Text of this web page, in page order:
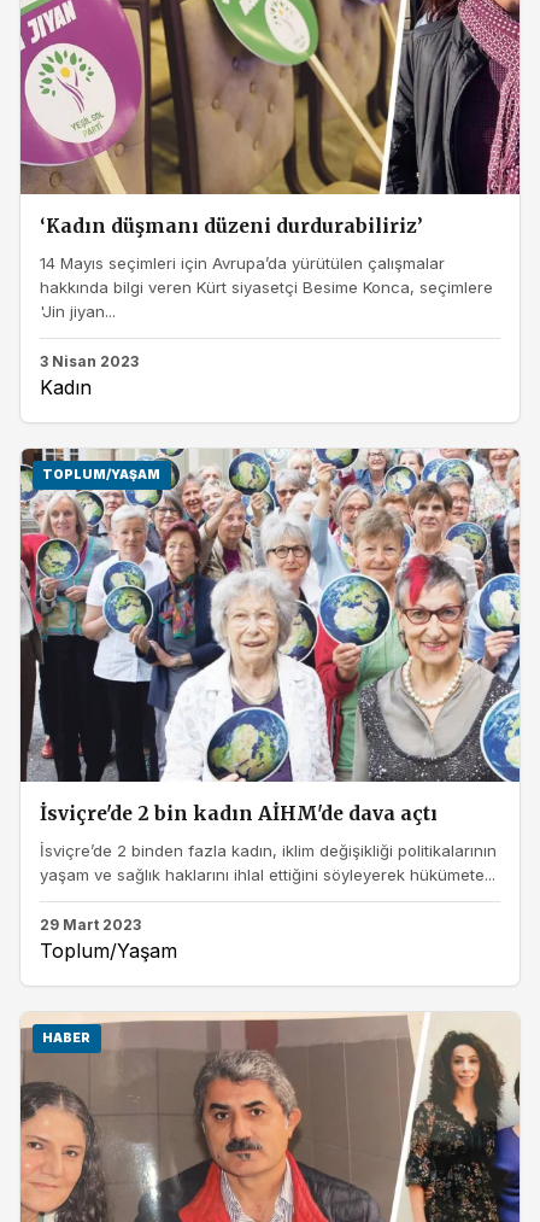
‘Kadın düşmanı düzeni durdurabiliriz’
14 Mayıs seçimleri için Avrupa’da yürütülen çalışmalar
hakkında bilgi veren Kürt siyasetçi Besime Konca, seçimlere
'Jin jiyan...
3 Nisan 2023
Kadın
TOPLUM/YAŞAM
İsviçre'de 2 bin kadın AİHM'de dava açtı
İsviçre’de 2 binden fazla kadın, iklim değişikliği politikalarının
yaşam ve sağlık haklarını ihlal ettiğini söyleyerek hükümete...
29 Mart 2023
Toplum/Yaşam
HABER